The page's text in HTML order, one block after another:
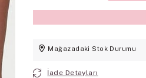
Mağazadaki Stok Durumu
İade Detayları